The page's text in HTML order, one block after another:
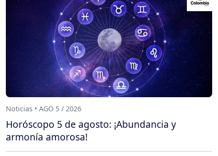
Noticias • AGO 5 / 2026
Horóscopo 5 de agosto: ¡Abundancia y
armonía amorosa!